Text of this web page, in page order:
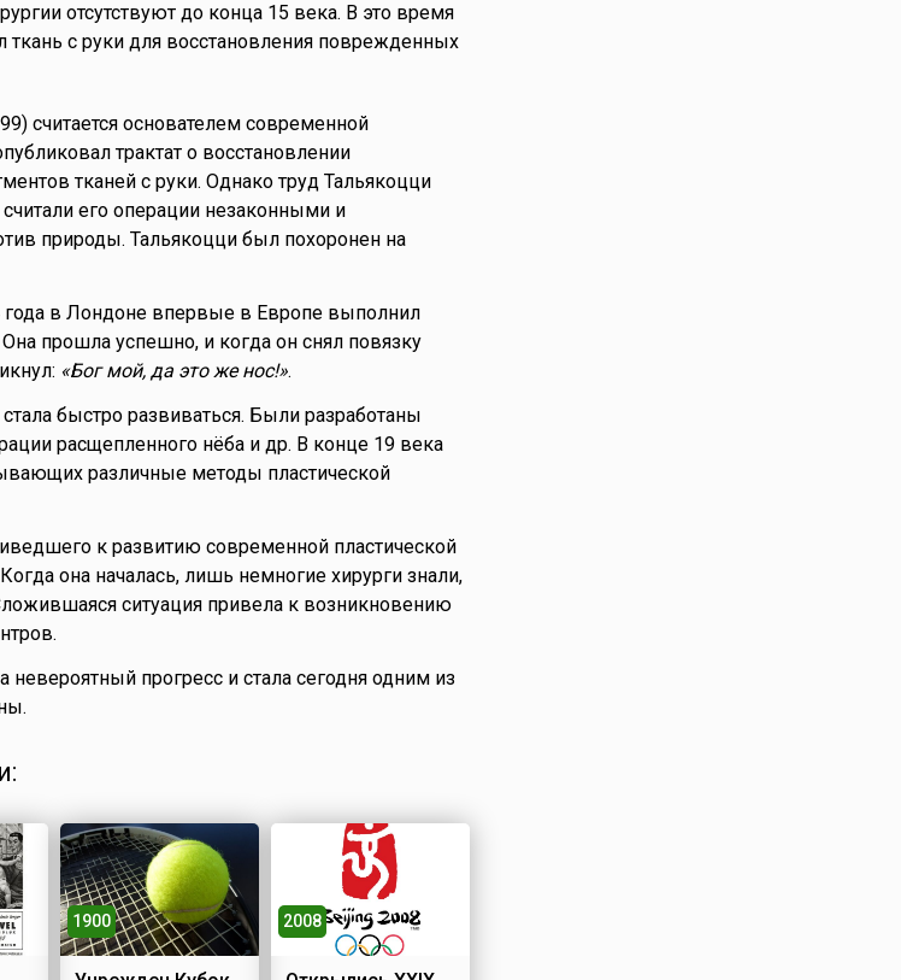
отсутствуют до конца 15 века. В это время
ткань с руки для восстановления поврежденных
считается основателем современной
трактат о восстановлении
тканей с руки. Однако труд Тальякоцци
его операции незаконными и
природы. Тальякоцци был похоронен на
в Лондоне впервые в Европе выполнил
прошла успешно, и когда он снял повязку
«Бог мой, да это же нос!».
быстро развиваться. Были разработаны
расщепленного нёба и др. В конце 19 века
различные методы пластической
к развитию современной пластической
она началась, лишь немногие хирурги знали,
ситуация привела к возникновению
невероятный прогресс и стала сегодня одним из
1900 2008